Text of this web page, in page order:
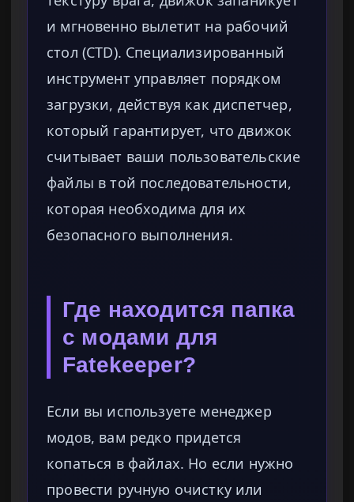
и мгновенно вылетит на рабочий
стол (CTD). Специализированный
инструмент управляет порядком
загрузки, действуя как диспетчер,
который гарантирует, что движок
считывает ваши пользовательские
файлы в той последовательности,
которая необходима для их
безопасного выполнения.
Где находится папка
с модами для
Fatekeeper?
Если вы используете менеджер
модов, вам редко придется
копаться в файлах. Но если нужно
провести ручную очистку или